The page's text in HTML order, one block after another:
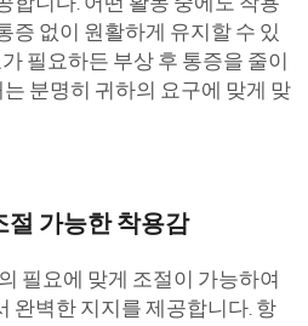
증 없이 원활하게 유지할 수 있
필요하든 부상 후 통증을 줄이
는 분명히 귀하의 요구에 맞게 맞
절 가능한 착용감
의 필요에 맞게 조절이 가능하여
완벽한 지지를 제공합니다. 항